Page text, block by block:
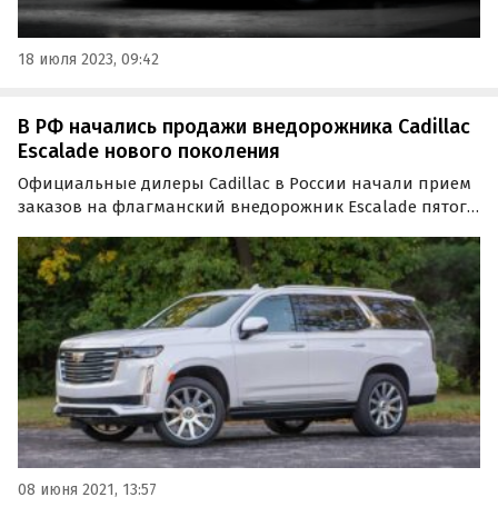
18 июля 2023, 09:42
В РФ начались продажи внедорожника Cadillac
Escalade нового поколения
Официальные дилеры Cadillac в России начали прием
заказов на флагманский внедорожник Escalade пятого
безальтернативным бензиновым двигателем V8 (416 л.
08 июня 2021, 13:57